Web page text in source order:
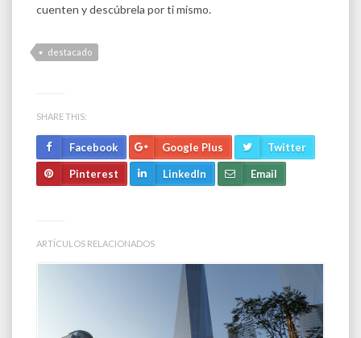
cuenten y descúbrela por ti mismo.
destacado
SHARE THIS:
Facebook Google Plus Twitter
Pinterest LinkedIn Email
ARTÍCULOS RELACIONADOS